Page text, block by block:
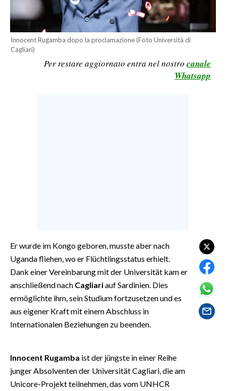
CALCIO REGIONALE
BASKET
FOTO
VIDEO
ABBONATI
ANNUNCI
Innocent Rugamba dopo la proclamazione (Foto Università di
Cagliari)
Per restare aggiornato entra nel nostro canale
Whatsapp
Er wurde im Kongo geboren, musste aber nach
Uganda fliehen, wo er Flüchtlingsstatus erhielt.
Dank einer Vereinbarung mit der Universität kam er
anschließend nach Cagliariauf Sardinien. Dies
ermöglichte ihm, sein Studium fortzusetzen und es
aus eigener Kraft mit einem Abschluss in
Internationalen Beziehungen zu beenden.
Innocent Rugamba ist der jüngste in einer Reihe
junger Absolventen der Universität Cagliari, die am
Unicore-Projekt teilnehmen, das vom UNHCR